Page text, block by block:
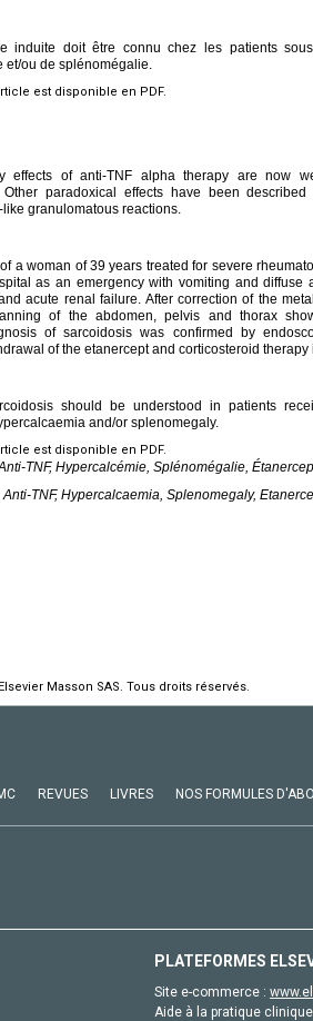
induite doit être connu chez les patients
et/ou de splénomégalie.
est disponible en PDF.
effects of anti-TNF alpha therapy are now
Other paradoxical effects have been
granulomatous reactions.
a woman of 39 years treated for severe
as an emergency with vomiting and diffuse
acute renal failure. After correction of the
of the abdomen, pelvis and thorax
of sarcoidosis was confirmed by
of the etanercept and corticosteroid
should be understood in patients
and/or splenomegaly.
est disponible en PDF.
TNF, Hypercalcémie, Splénomégalie,
TNF, Hypercalcaemia, Splenomegaly,
Masson SAS. Tous droits réservés.
REVUES LIVRES NOS FORMULES
PLATEFORMES
Site e-commerce :
Aide à la pratique